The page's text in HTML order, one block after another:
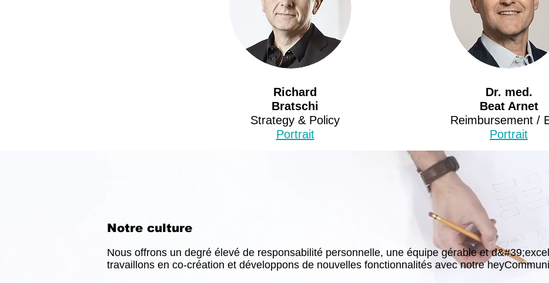
Richard
Bratschi
Strategy & Policy
Portrait
Dr. med.
Beat Arnet
Reimbursement /
Portrait
Notre culture
Nous offrons un degré élevé de responsabilité personnelle, une équipe gérable et
travaillons en co-création et développons de nouvelles fonctionnalités avec notre